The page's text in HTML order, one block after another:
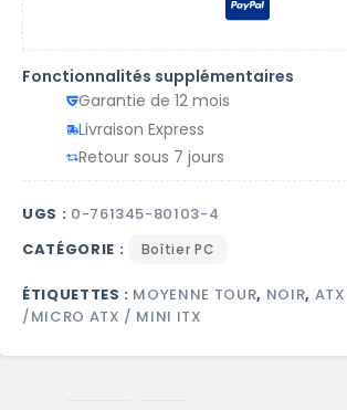
Fonctionnalités supplémentaires
Garantie de 12 mois
Livraison Express
Retour sous 7 jours
UGS : 0-761345-80103-4
CATÉGORIE :
Boîtier PC
ÉTIQUETTES : MOYENNE TOUR, NOIR,
/MICRO ATX / MINI ITX